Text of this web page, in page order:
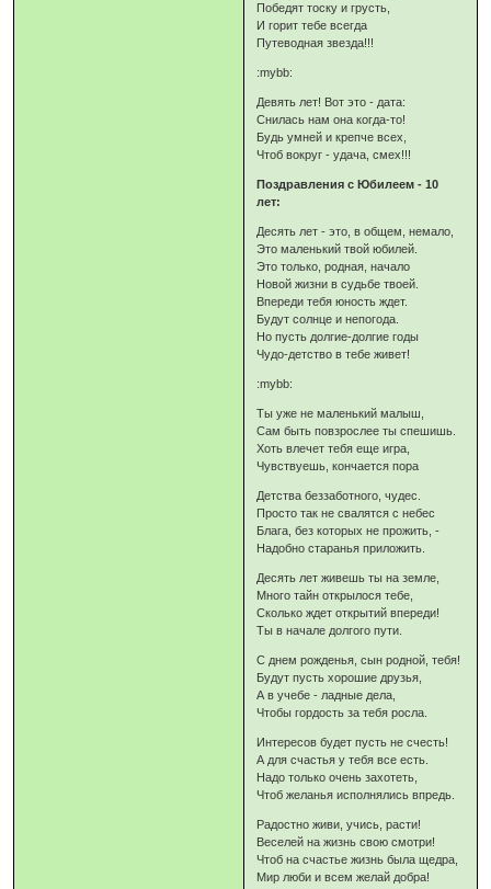
Победят тоску и грусть,
И горит тебе всегда
Путеводная звезда!!!
:mybb:
Девять лет! Вот это - дата:
Снилась нам она когда-то!
Будь умней и крепче всех,
Чтоб вокруг - удача, смех!!!
Поздравления с Юбилеем - 10
лет:
Десять лет - это, в общем, немало,
Это маленький твой юбилей.
Это только, родная, начало
Новой жизни в судьбе твоей.
Впереди тебя юность ждет.
Будут солнце и непогода.
Но пусть долгие-долгие годы
Чудо-детство в тебе живет!
:mybb:
Ты уже не маленький малыш,
Сам быть повзрослее ты спешишь.
Хоть влечет тебя еще игра,
Чувствуешь, кончается пора
Детства беззаботного, чудес.
Просто так не свалятся с небес
Блага, без которых не прожить, -
Надобно старанья приложить.
Десять лет живешь ты на земле,
Много тайн открылося тебе,
Сколько ждет открытий впереди!
Ты в начале долгого пути.
С днем рожденья, сын родной, тебя!
Будут пусть хорошие друзья,
А в учебе - ладные дела,
Чтобы гордость за тебя росла.
Интересов будет пусть не счесть!
А для счастья у тебя все есть.
Надо только очень захотеть,
Чтоб желанья исполнялись впредь.
Радостно живи, учись, расти!
Веселей на жизнь свою смотри!
Чтоб на счастье жизнь была щедра,
Мир люби и всем желай добра!